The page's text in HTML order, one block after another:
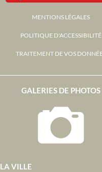
LA VILLE
GALERIES DE PHOTOS
MENTIONS LÉGALES
POLITIQUE D'ACCESSIBILITÉ
TRAITEMENT DE VOS